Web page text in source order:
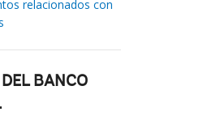
relacionados con
BANCO